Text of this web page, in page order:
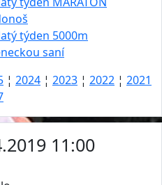
týden 5000m
saní
¦ 2024 ¦ 2023 ¦ 2022 ¦ 2021
11:00